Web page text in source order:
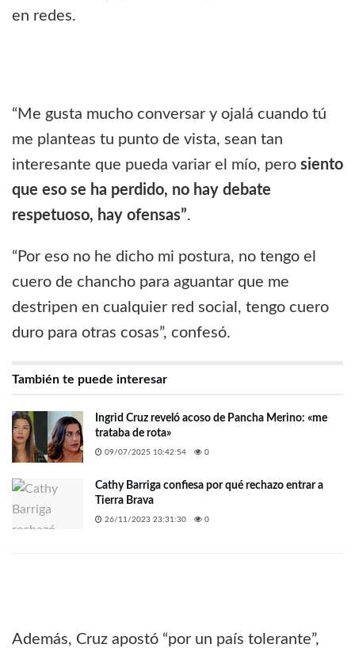
en redes.
“Me gusta mucho conversar y ojalá cuando tú
me planteas tu punto de vista, sean tan
interesante que pueda variar el mío, pero siento
que eso se ha perdido, no hay debate
respetuoso, hay ofensas”.
“Por eso no he dicho mi postura, no tengo el
cuero de chancho para aguantar que me
destripen en cualquier red social, tengo cuero
duro para otras cosas”, confesó.
También te puede interesar
Ingrid Cruz reveló acoso de Pancha Merino: «me
trataba de rota»
09/07/2025 10:42:54 0
Cathy Barriga confiesa por qué rechazo entrar a
Tierra Brava
26/11/2023 23:31:30 0
Además, Cruz apostó “por un país tolerante”,